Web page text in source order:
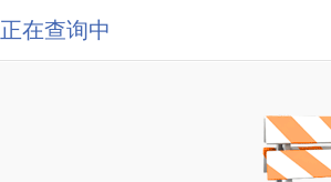
正在查询中